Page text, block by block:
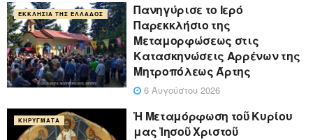
ΕΚΚΛΗΣΊΑ ΤΗΣ ΕΛΛΆΔΟΣ
Πανηγύρισε το Ιερό
Παρεκκλήσιο της
Μεταμορφώσεως στις
Κατασκηνώσεις Αρρένων της
Μητροπόλεως Άρτης
6 Αυγούστου 2026
ΚΗΡΎΓΜΑΤΑ
Ἡ Μεταμόρφωση τοῦ Κυρίου
μας Ἰησοῦ Χριστοῦ